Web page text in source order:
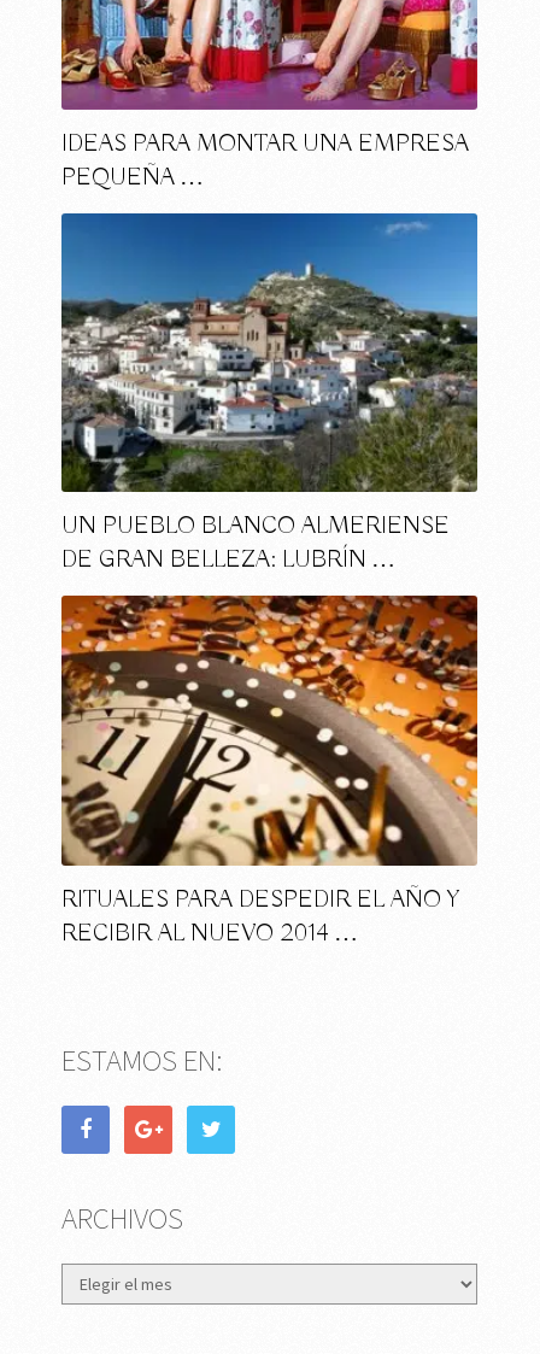
IDEAS PARA MONTAR UNA EMPRESA
PEQUEÑA …
UN PUEBLO BLANCO ALMERIENSE
DE GRAN BELLEZA: LUBRÍN …
RITUALES PARA DESPEDIR EL AÑO Y
RECIBIR AL NUEVO 2014 …
ESTAMOS EN:
ARCHIVOS
Archivos